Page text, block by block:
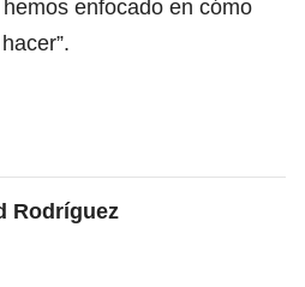
enfocado en cómo
Rodríguez